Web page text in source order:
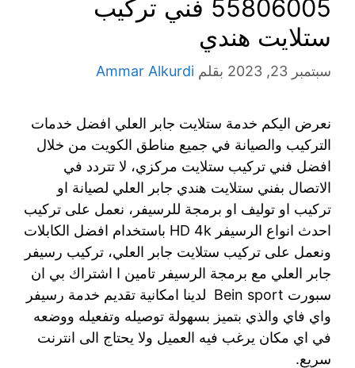
55806005 فني تركيب
ستلايت هندي
سبتمبر 23, 2023 بقلم Ammar Alkurdi
نعرض اليكم خدمة ستلايت جابر العلي افضل خدمات
التركيب والصيانة في جميع مناطق الكويت من خلال
افضل فني تركيب ستلايت مركزي، لا تتردد في
الاتصال بفني ستلايت هندي جابر العلي لصيانة او
تركيب او توليف او برمجة للرسيفر، نعمل على تركيب
احدث انواع الرسيفر HD 4k باستخدام افضل الكابلات
ونعمل على تركيب ستلايت جابر العلي، تركيب رسيفر
جابر العلي مع برمجة الرسيفر تامين ا اشتراك بي ان
سبورت Bein sport لدينا امكانية تقديم خدمة رسيفر
واي فاي والذي بتميز بسهولة توصيله وتفعيله ووضعه
في اي مكان يرغب فيه العميل ولا يحتاج الى انترنت
سريع.